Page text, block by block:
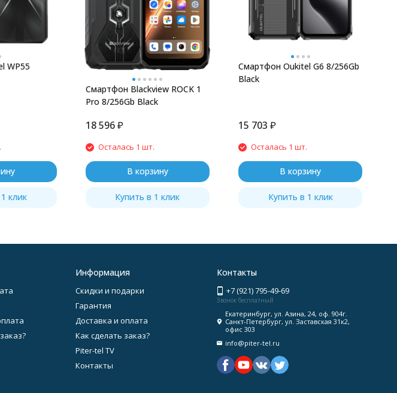
WP55
клик
Смартфон Blackview ROCK 1
Pro 8/256Gb Black
18 596₽
Осталась 1 шт.
В корзину
Купить в 1 клик
Смартфон Oukitel G6 8/256Gb
Black
15 703 ₽
Осталась 1 шт.
В корзину
Купить в 1 клик
Информация
Скидки и подарки
Гарантия
Доставка и оплата
Как сделать заказ?
Piter-tel TV
Контакты
Контакты
+7 (921) 795-49-69
Звонок бесплатный
Екатеринбург, ул. Азина, 24, оф. 904г.
Санкт-Петербург, ул. Заставская 31к2,
офис 303
info@piter-tel.ru